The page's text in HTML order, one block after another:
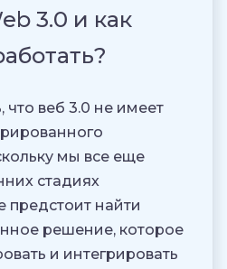
3.0 и как
что веб 3.0 не имеет
мы все еще
стадиях
предстоит найти
решение, которое
и интегрировать